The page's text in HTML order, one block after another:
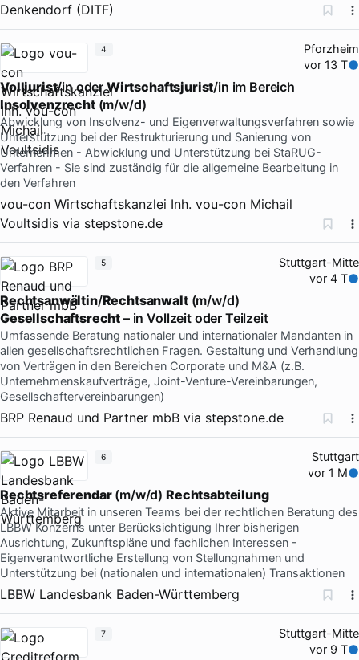
Denkendorf (DITF)
Pforzheim
vor 13 T
Volljurist/in oderWirtschaftsjurist/in im Bereich
Insolvenzrecht(m/w/d)
Abwicklung von Insolvenz- und Eigenverwaltungsverfahren sowie
Unterstützung bei der Restrukturierung und Sanierung von
Unternehmen - Abwicklung und Unterstützung bei StaRUG-
Verfahren - Sie sind zuständig für die allgemeine Bearbeitung in
den Verfahren
vou-con Wirtschaftskanzlei Inh. vou-con Michail
Voultsidis via stepstone.de
4
Stuttgart-Mitte
vor 4 T
Rechtsanwältin/Rechtsanwalt(m/w/d)
Gesellschaftsrecht – in Vollzeit oder Teilzeit
Umfassende Beratung nationaler und internationaler Mandanten in
allen gesellschaftsrechtlichen Fragen. Gestaltung und Verhandlung
von Verträgen in den Bereichen Corporate und M&A (z.B.
Unternehmenskaufverträge, Joint-Venture-Vereinbarungen,
Gesellschaftervereinbarungen)
BRP Renaud und Partner mbB via stepstone.de
5
Stuttgart
vor 1 M
Rechtsreferendar(m/w/d)Rechtsabteilung
Aktive Mitarbeit in unseren Teams bei der rechtlichen Beratung des
LBBW Konzerns unter Berücksichtigung Ihrer bisherigen
Ausrichtung, Zukunftspläne und fachlichen Interessen -
Eigenverantwortliche Erstellung von Stellungnahmen und
Unterstützung bei (nationalen und internationalen) Transaktionen
LBBW Landesbank Baden-Württemberg
6
Stuttgart-Mitte
vor 9 T
7